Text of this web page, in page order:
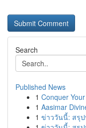
Search
Published News
1 Conquer
1 Aasimar
1 ข่าววันนี้: สรุป